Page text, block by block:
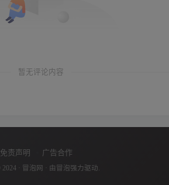
暂无评论内容
免责声明 广告合作
· 冒泡网 · 由 冒泡 强力驱动.